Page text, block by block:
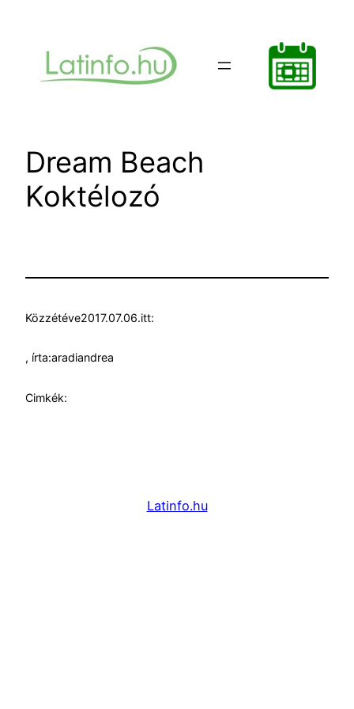
tartalomhoz
Dream Beach
Koktélozó
Közzétéve2017.07.06.itt:
, írta:aradiandrea
Cimkék:
Latinfo.hu